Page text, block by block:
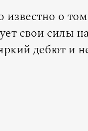
известно о
свои силы
дебют и